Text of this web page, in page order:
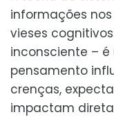
informações
vieses
inconsciente – é
pensamento
crenças,
impactam